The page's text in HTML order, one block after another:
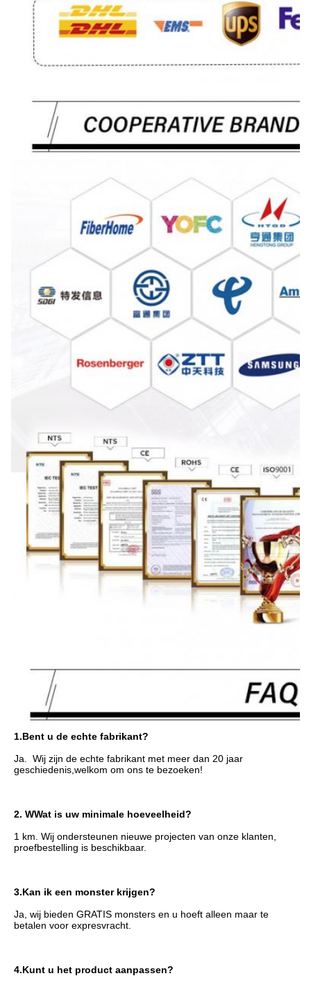
1.Bent u de echte fabrikant?
Ja.  Wij zijn de echte fabrikant met meer dan 20 jaar
geschiedenis, welkom om ons te bezoeken!
2. WWat is uw minimale hoeveelheid?
1 km. Wij ondersteunen nieuwe projecten van onze klanten,
proefbestelling is beschikbaar.
3.Kan ik een monster krijgen?
Ja, wij bieden GRATIS monsters en u hoeft alleen maar te
betalen voor expresvracht.
4.Kunt u het product aanpassen?